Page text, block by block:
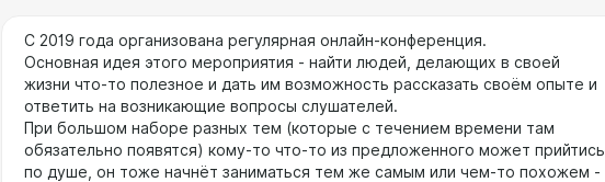
С 2019 года организована регулярная онлайн-конференция.
Основная идея этого мероприятия - найти людей, делающих в своей
жизни что-то полезное и дать им возможность рассказать своём опыте и
ответить на возникающие вопросы слушателей.
При большом наборе разных тем (которые с течением времени там
обязательно появятся) кому-то что-то из предложенного может прийтись
по душе, он тоже начнёт заниматься тем же самым или чем-то похожем -